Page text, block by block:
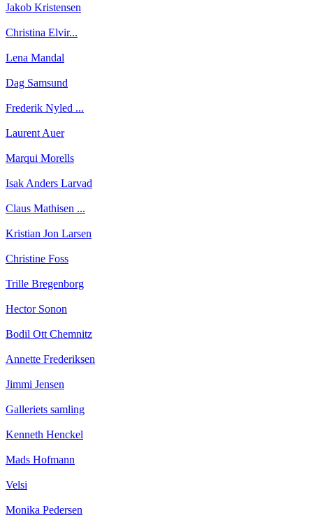
Jakob Kristensen
Christina Elvir...
Lena Mandal
Dag Samsund
Frederik Nyled ...
Laurent Auer
Marqui Morells
Isak Anders Larvad
Claus Mathisen ...
Kristian Jon Larsen
Christine Foss
Trille Bregenborg
Hector Sonon
Bodil Ott Chemnitz
Annette Frederiksen
Jimmi Jensen
Galleriets samling
Kenneth Henckel
Mads Hofmann
Velsi
Monika Pedersen